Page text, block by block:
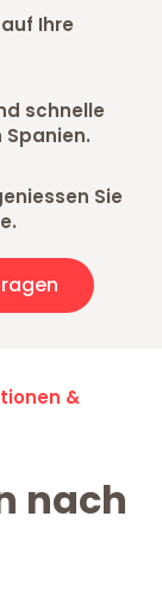
Ihre
schnelle
Sie
&
nach